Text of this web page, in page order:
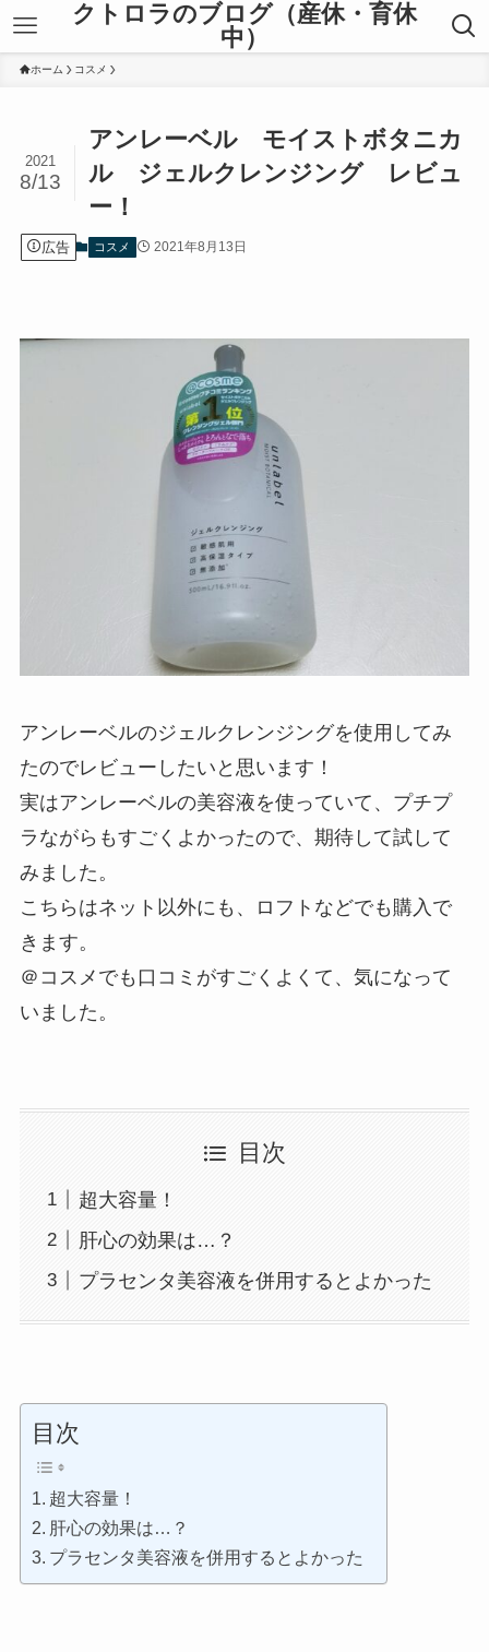
クトロラのブログ（産休・育休
中）
ホーム コスメ
アンレーベル モイストボタニカ
ル ジェルクレンジング レビュ
ー！
2021
8/13
広告 コスメ 2021年8月13日
アンレーベルのジェルクレンジングを使用してみ
たのでレビューしたいと思います！
実はアンレーベルの美容液を使っていて、プチプ
ラながらもすごくよかったので、期待して試して
みました。
こちらはネット以外にも、ロフトなどでも購入で
きます。
＠コスメでも口コミがすごくよくて、気になって
いました。
目次
超大容量！
肝心の効果は…？
プラセンタ美容液を併用するとよかった
目次
超大容量！
肝心の効果は…？
プラセンタ美容液を併用するとよかった